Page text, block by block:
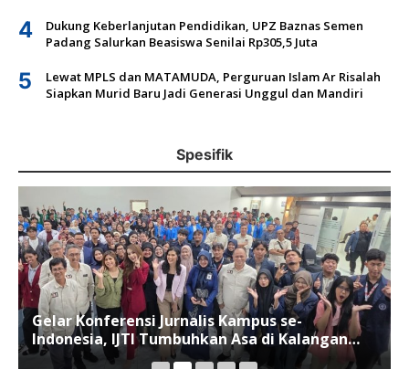
4
Dukung Keberlanjutan Pendidikan, UPZ Baznas Semen
Padang Salurkan Beasiswa Senilai Rp305,5 Juta
5
Lewat MPLS dan MATAMUDA, Perguruan Islam Ar Risalah
Siapkan Murid Baru Jadi Generasi Unggul dan Mandiri
Spesifik
Gelar Konferensi Jurnalis Kampus se-
Indonesia, IJTI Tumbuhkan Asa di Kalangan
Jurnalis Muda di Era Disruspi Digital